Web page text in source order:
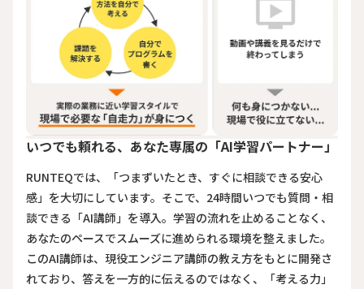
いつでも頼れる、あなた専属の「AI学習パートナー」
RUNTEQでは、「つまずいたとき、すぐに相談できる安心
感」を大切にしています。そこで、24時間いつでも質問・相
談できる「AI講師」を導入。学習の流れを止めることなく、
あなたのペースでスムーズに進められる環境を整えました。
このAI講師は、現役エンジニア講師の教え方をもとに開発さ
れており、答えを一方的に伝えるのではなく、「考える力」